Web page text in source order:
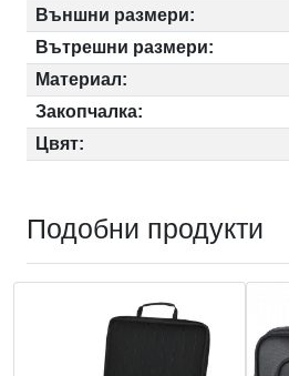
Външни размери:
Вътрешни размери:
Материал:
Закопчалка:
Цвят:
Подобни продукти